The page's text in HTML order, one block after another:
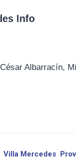
Info
Albarracín,
Villa Mercedes